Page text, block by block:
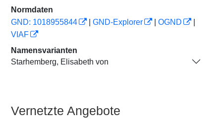
Normdaten
GND: 1018955844
GND-Explorer OGND
VIAF
Namensvarianten
Starhemberg, Elisabeth von
Vernetzte Angebote